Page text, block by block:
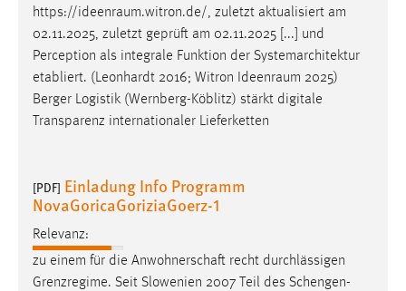
https://ideenraum.witron.de/, zuletzt aktualisiert am
02.11.2025, zuletzt geprüft am 02.11.2025 [...] und
Perception als integrale Funktion der Systemarchitektur
etabliert. (Leonhardt 2016; Witron Ideenraum 2025)
Berger Logistik (Wernberg-Köblitz) stärkt digitale
Transparenz internationaler Lieferketten
[PDF] Einladung Info Programm
NovaGoricaGoriziaGoerz-1
Relevanz:
zu einem für die Anwohnerschaft recht durchlässigen
Grenzregime. Seit Slowenien 2007 Teil des Schengen-